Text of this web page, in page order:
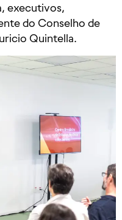
executivos,
do Conselho de
Quintella.